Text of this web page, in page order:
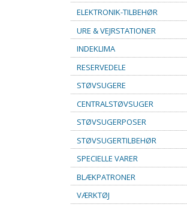
ELEKTRONIK-TILBEHØR
URE & VEJRSTATIONER
INDEKLIMA
RESERVEDELE
STØVSUGERE
CENTRALSTØVSUGER
STØVSUGERPOSER
STØVSUGERTILBEHØR
SPECIELLE VARER
BLÆKPATRONER
VÆRKTØJ